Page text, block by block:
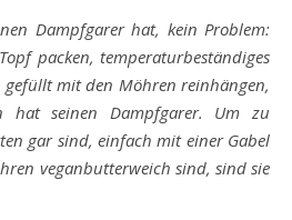
Dampfgarer hat, kein Problem:
packen, temperaturbeständiges
gefüllt mit den Möhren reinhängen,
hat seinen Dampfgarer. Um zu
gar sind, einfach mit einer Gabel
veganbutterweich sind, sind sie